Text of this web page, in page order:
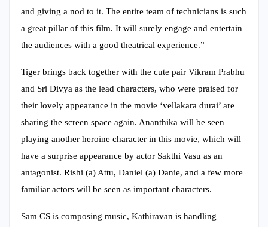
and giving a nod to it. The entire team of technicians is such
a great pillar of this film. It will surely engage and entertain
the audiences with a good theatrical experience.”
Tiger brings back together with the cute pair Vikram Prabhu
and Sri Divya as the lead characters, who were praised for
their lovely appearance in the movie ‘vellakara durai’ are
sharing the screen space again. Ananthika will be seen
playing another heroine character in this movie, which will
have a surprise appearance by actor Sakthi Vasu as an
antagonist. Rishi (a) Attu, Daniel (a) Danie, and a few more
familiar actors will be seen as important characters.
Sam CS is composing music, Kathiravan is handling